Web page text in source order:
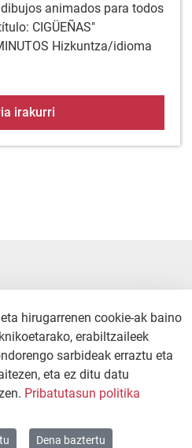
animados para todos
CIGÜEÑAS"
Hizkuntza/idioma
irakurri
PRIBATUTASUN-POLITIKA
hirugarrenen cookie-ak baino
erabiltzaileek
sarbideak erraztu eta
eta ez ditu datu
Pribatutasun politika
Dena baztertu